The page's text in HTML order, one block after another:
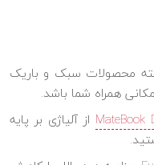
و ضخامت 15.9 میلی‌متری در دسته محصولات سبک و باریک
همراه شما باشد.
از آلیاژی بر پایه